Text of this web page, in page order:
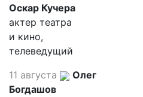
Оскар Кучера
актер театра
и кино,
телеведущий
11 августа
Олег
Богдашов